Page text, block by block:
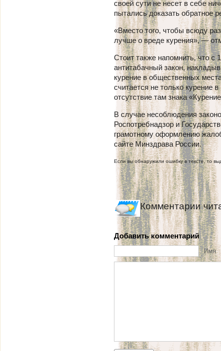
своей сути не несет в себе
пытались доказать обратное
«Вместо того, чтобы всюду
лучше о вреде курения», —
Стоит также напомнить, что с
антитабачный закон,
курение в общественных
считается не только курение
отсутствие там знака
В случае несоблюдения
Роспотребнадзор и
грамотному оформлению
сайте Минздрава России.
Если вы обнаружили ошибку в тексте, то
Комментарии
Добавить комментарий
Имя